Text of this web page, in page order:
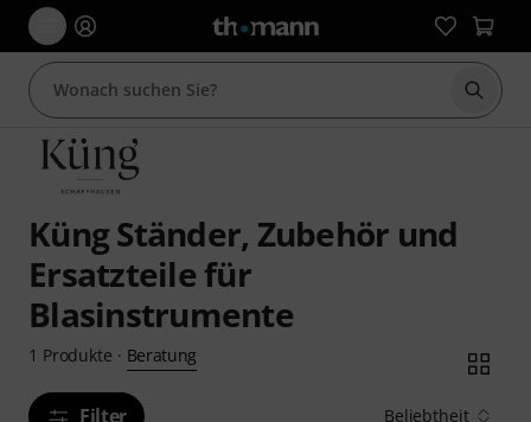
Suche
Küng Ständer, Zubehör und
Ersatzteile für
Blasinstrumente
1 Produkte · Beratung
Filter Beliebtheit